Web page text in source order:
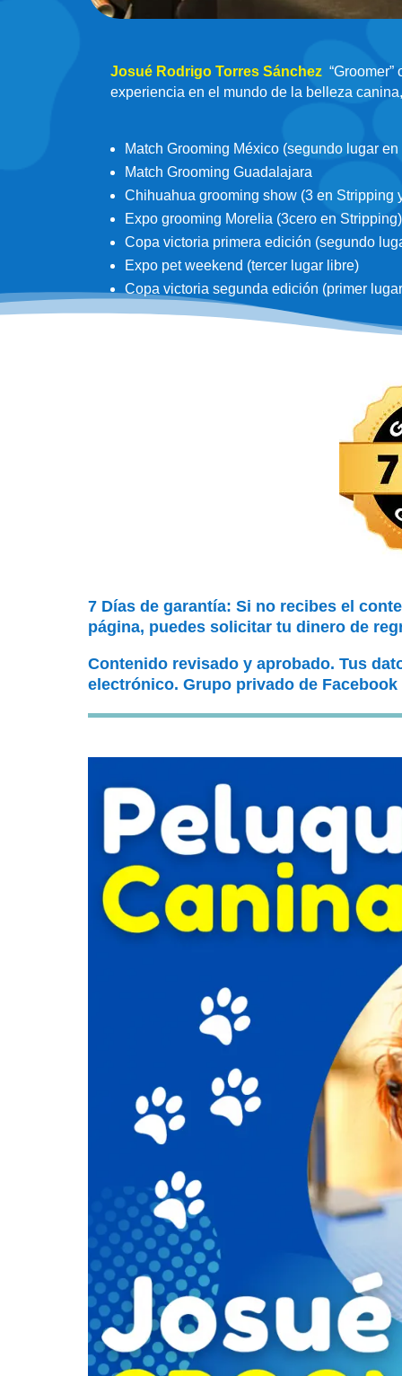
Josué Rodrigo Torres Sánchez
experiencia en el mundo de la belleza
Match Grooming México (segundo lugar en
Match Grooming Guadalajara
Chihuahua grooming show (3 en Stripping
Expo grooming Morelia (3cero en Stripping)
Copa victoria primera edición (segundo
Expo pet weekend (tercer lugar libre)
Copa victoria segunda edición (primer
7 Días de garantía: Si no recibes el
página, puedes solicitar tu dinero de
Contenido revisado y aprobado. Tus
electrónico. Grupo privado de